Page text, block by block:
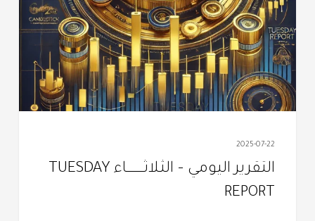
الثـلاثــــــــــــاء
TUESDAY
REPORT
2025-07-22
التقرير اليومي – الثـلاثــــــــــــاء TUESDAY
REPORT